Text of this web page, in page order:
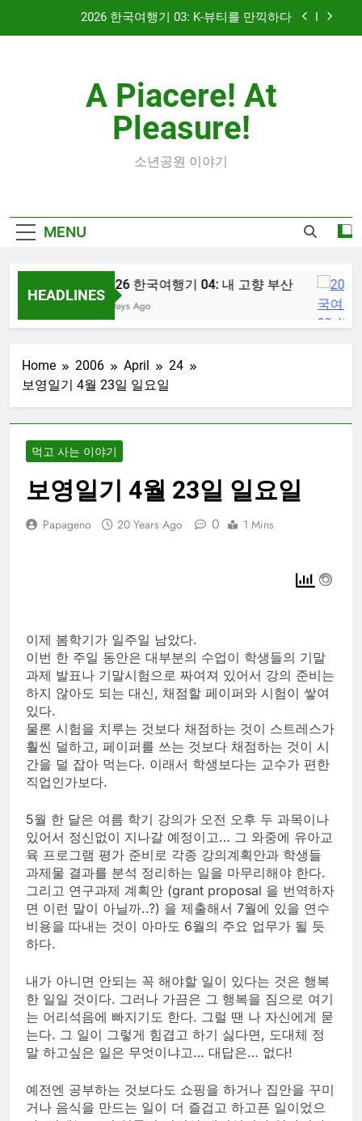
2026 한국여행기 03: K-뷰티를 만끽하다
2026 한국여행기 02: 82쿡 덕분에 만난 사람들
2026 한국여행기 04: 내 고향 부산
2026 한국여행기 03: K-뷰티를 만끽하다
2026 한국여행기 02: 82쿡 덕분에 만난 사람들
A Piacere! At
Pleasure!
소년공원 이야기
MENU
HEADLINES
2026 한국여행기 04: 내 고향 부산
3 Days Ago
Home 2006 April
24
보영일기 4월 23일 일요일
먹고 사는 이야기
보영일기 4월 23일 일요일
Papageno 20 Years Ago 0 1 Mins
이제 봄학기가 일주일 남았다.
이번 한 주일 동안은 대부분의 수업이 학생들의 기말
과제 발표나 기말시험으로 짜여져 있어서 강의 준비는
하지 않아도 되는 대신, 채점할 페이퍼와 시험이 쌓여
있다.
물론 시험을 치루는 것보다 채점하는 것이 스트레스가
훨씬 덜하고, 페이퍼를 쓰는 것보다 채점하는 것이 시
간을 덜 잡아 먹는다. 이래서 학생보다는 교수가 편한
직업인가보다.
5월 한 달은 여름 학기 강의가 오전 오후 두 과목이나
있어서 정신없이 지나갈 예정이고… 그 와중에 유아교
육 프로그램 평가 준비로 각종 강의계획안과 학생들
과제물 결과를 분석 정리하는 일을 마무리해야 한다.
그리고 연구과제 계획안 (grant proposal 을 번역하자
면 이런 말이 아닐까..?) 을 제출해서 7월에 있을 연수
비용을 따내는 것이 아마도 6월의 주요 업무가 될 듯
하다.
내가 아니면 안되는 꼭 해야할 일이 있다는 것은 행복
한 일일 것이다. 그러나 가끔은 그 행복을 짐으로 여기
는 어리석음에 빠지기도 한다. 그럴 땐 나 자신에게 묻
는다. 그 일이 그렇게 힘겹고 하기 싫다면, 도대체 정
말 하고싶은 일은 무엇이냐고… 대답은… 없다!
예전엔 공부하는 것보다도 쇼핑을 하거나 집안을 꾸미
거나 음식을 만드는 일이 더 즐겁고 하고픈 일이었으